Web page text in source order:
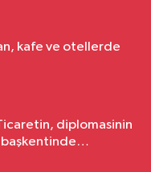
kafe ve otellerde
diplomasinin